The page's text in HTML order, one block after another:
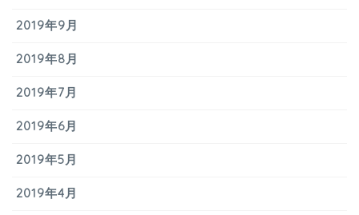
2019年9月
2019年8月
2019年7月
2019年6月
2019年5月
2019年4月